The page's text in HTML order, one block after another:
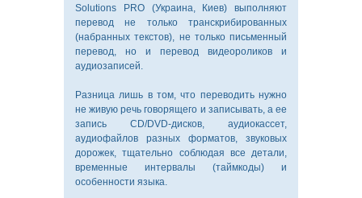
Solutions PRO (Украина, Киев) выполняют
перевод не только транскрибированных
(набранных текстов), не только письменный
перевод, но и перевод видеороликов и
аудиозаписей.
Разница лишь в том, что переводить нужно
не живую речь говорящего и записывать, а ее
запись CD/DVD-дисков, аудиокассет,
аудиофайлов разных форматов, звуковых
дорожек, тщательно соблюдая все детали,
временные интервалы (таймкоды) и
особенности языка.